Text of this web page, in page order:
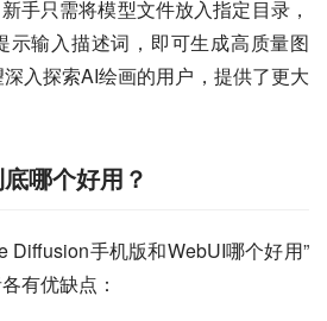
手只需将模型文件放入指定目录，
示输入描述词，即可生成高质量图
入探索AI绘画的用户，提供了更大
哪个好用？
Diffusion手机版和WebUI哪个好用”
有优缺点：